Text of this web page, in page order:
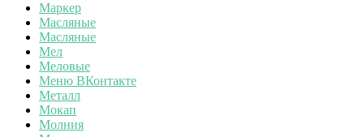
Маркер
Масляные
Масляные
Мел
Меловые
Меню ВКонтакте
Металл
Мокап
Молния